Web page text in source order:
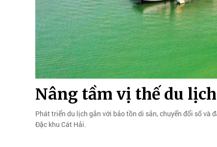
Nâng tầm vị thế du
Phát triển du lịch gắn với bảo tồn di sản, chuyển đổi số và
Đặc khu Cát Hải.